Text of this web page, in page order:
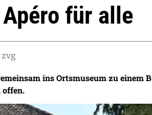
für alle
zvg
ins Ortsmuseum zu einem
offen.